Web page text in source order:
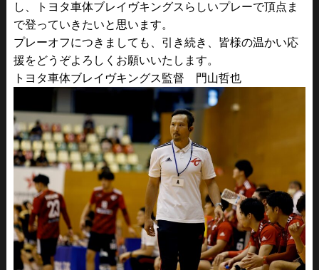
し、トヨタ車体ブレイヴキングスらしいプレーで頂点ま
で登っていきたいと思います。
プレーオフにつきましても、引き続き、皆様の温かい応
援をどうぞよろしくお願いいたします。
トヨタ車体ブレイヴキングス監督 門山哲也